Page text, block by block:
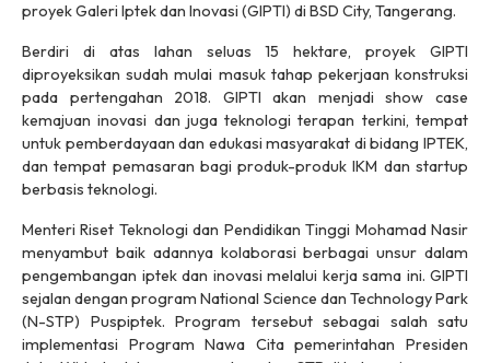
proyek Galeri Iptek dan Inovasi (GIPTI) di BSD City, Tangerang.
Berdiri di atas lahan seluas 15 hektare, proyek GIPTI
diproyeksikan sudah mulai masuk tahap pekerjaan konstruksi
pada pertengahan 2018. GIPTI akan menjadi show case
kemajuan inovasi dan juga teknologi terapan terkini, tempat
untuk pemberdayaan dan edukasi masyarakat di bidang IPTEK,
dan tempat pemasaran bagi produk-produk IKM dan startup
berbasis teknologi.
Menteri Riset Teknologi dan Pendidikan Tinggi Mohamad Nasir
menyambut baik adannya kolaborasi berbagai unsur dalam
pengembangan iptek dan inovasi melalui kerja sama ini. GIPTI
sejalan dengan program National Science dan Technology Park
(N-STP) Puspiptek. Program tersebut sebagai salah satu
implementasi Program Nawa Cita pemerintahan Presiden